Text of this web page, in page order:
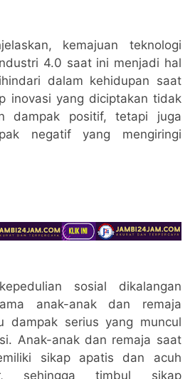
kemajuan teknologi
4.0 saat ini menjadi hal
dalam kehidupan saat
inovasi yang diciptakan tidak
dampak positif, tetapi juga
negatif yang mengiringi
sosial dikalangan
anak-anak dan remaja
dampak serius yang muncul
Anak-anak dan remaja saat
sikap apatis dan acuh
sehingga timbul sikap